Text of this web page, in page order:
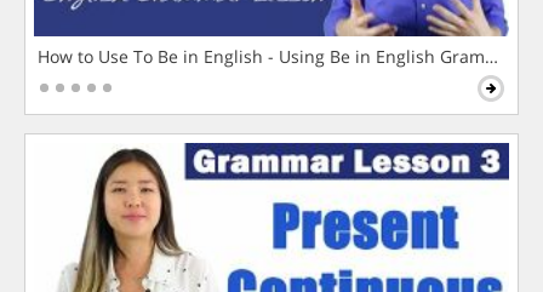
How to Use To Be in English - Using Be in English Grammar